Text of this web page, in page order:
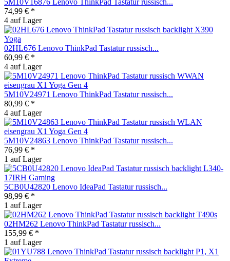
74,99 € *
4 auf Lager
02HL676 Lenovo ThinkPad Tastatur russisch...
60,99 € *
4 auf Lager
5M10V24971 Lenovo ThinkPad Tastatur russisch...
80,99 € *
4 auf Lager
5M10V24863 Lenovo ThinkPad Tastatur russisch...
76,99 € *
1 auf Lager
5CB0U42820 Lenovo IdeaPad Tastatur russisch...
98,99 € *
1 auf Lager
02HM262 Lenovo ThinkPad Tastatur russisch...
155,99 € *
1 auf Lager